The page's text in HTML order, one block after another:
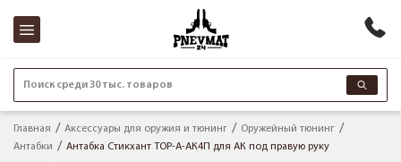
Поиск среди 30 тыс. товаров
Главная Аксессуары для оружия и тюнинг
Оружейный тюнинг
Антабки
Антабка Стикхант ТОР-А-АК4П для АК под правую руку